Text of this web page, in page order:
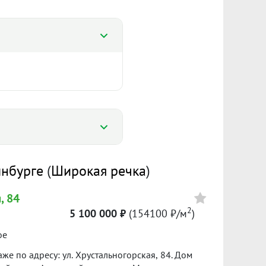
%
%
II пол. 2025
(Широкая речка)
84
5 100 000 ₽ (154100 ₽/м2)
по адресу: ул. Хрустальногорская, 84. Дом